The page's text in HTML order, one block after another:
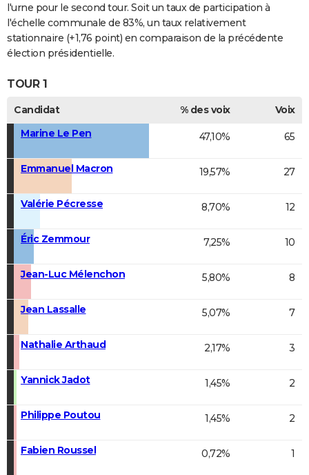
l'urne pour le second tour. Soit un taux de participation à
l'échelle communale de 83%, un taux relativement
stationnaire (+1,76 point) en comparaison de la précédente
élection présidentielle.
TOUR 1
Candidat % des voix
Voix
Marine Le Pen
47,10% 65
Emmanuel Macron 19,57% 27
Valérie Pécresse 8,70% 12
Éric Zemmour 7,25% 10
Jean-Luc Mélenchon 5,80% 8
Jean Lassalle 5,07% 7
Nathalie Arthaud 2,17% 3
Yannick Jadot 1,45% 2
Philippe Poutou 1,45% 2
Fabien Roussel 0,72% 1